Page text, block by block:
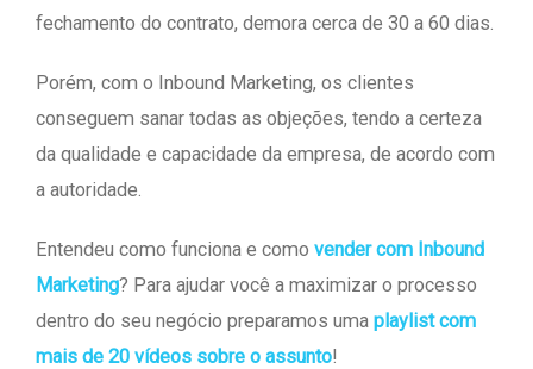
fechamento do contrato, demora cerca de 30 a 60 dias.
Porém, com o Inbound Marketing, os clientes
conseguem sanar todas as objeções, tendo a certeza
da qualidade e capacidade da empresa, de acordo com
a autoridade.
Entendeu como funciona e como vender com Inbound
Marketing? Para ajudar você a maximizar o processo
dentro do seu negócio preparamos uma playlist com
mais de 20 vídeos sobre o assunto!